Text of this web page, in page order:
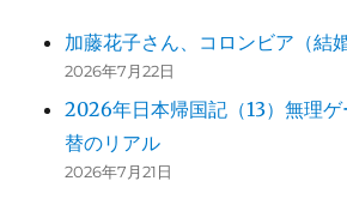
り加藤花子さん、コロンビア（結
2026年7月22日
2026年日本帰国記（13）無理
替のリアル
2026年7月21日